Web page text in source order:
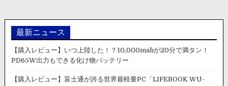
最新ニュース
【購入レビュー】いつ上陸した！？10,000mahが20分で満タン！
PD65W出力もできる化け物バッテリー
【購入レビュー】富士通が誇る世界最軽量PC「LIFEBOOK WU-